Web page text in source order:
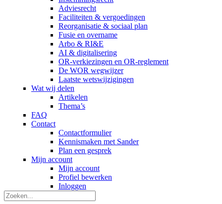
Adviesrecht
Faciliteiten & vergoedingen
Reorganisatie & sociaal plan
Fusie en overname
Arbo & RI&E
AI & digitalisering
OR-verkiezingen en OR-reglement
De WOR wegwijzer
Laatste wetswijzigingen
Wat wij delen
Artikelen
Thema’s
FAQ
Contact
Contactformulier
Kennismaken met Sander
Plan een gesprek
Mijn account
Mijn account
Profiel bewerken
Inloggen